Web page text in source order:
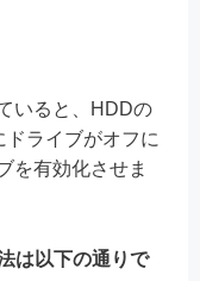
いると、HDDの
ライブがオフに
を有効化させま
は以下の通りで